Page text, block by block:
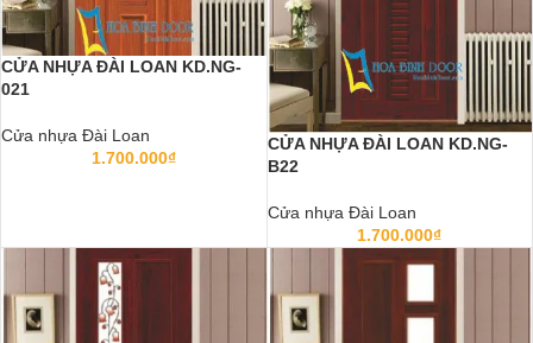
CỬA NHỰA ĐÀI LOAN KD.NG-
021
Cửa nhựa Đài Loan
1.700.000₫
CỬA NHỰA ĐÀI LOAN KD.NG-
B22
Cửa nhựa Đài Loan
1.700.000₫